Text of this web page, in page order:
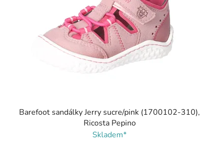
Barefoot sandálky Jerry sucre/pink (1700102-310),
Ricosta Pepino
Skladem*